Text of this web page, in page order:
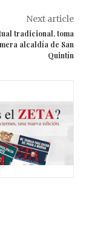
Next article
tradicional, toma
alcaldía de San
Quintín